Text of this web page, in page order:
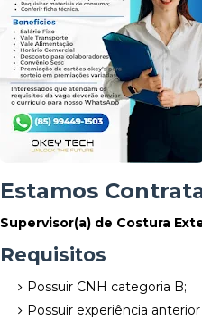
Estamos
Supervisor(a) de Costura
Requisitos
Possuir CNH categoria B;
Possuir experiência